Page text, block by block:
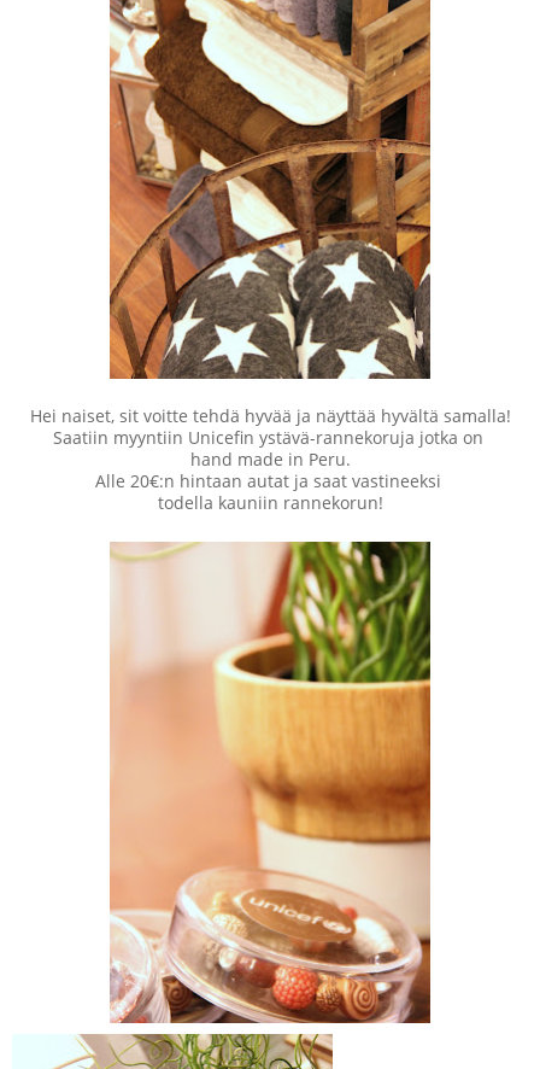
Hei naiset, sit voitte tehdä hyvää ja näyttää hyvältä samalla!
Saatiin myyntiin Unicefin ystävä-rannekoruja jotka on
hand made in Peru.
Alle 20€:n hintaan autat ja saat vastineeksi
todella kauniin rannekorun!